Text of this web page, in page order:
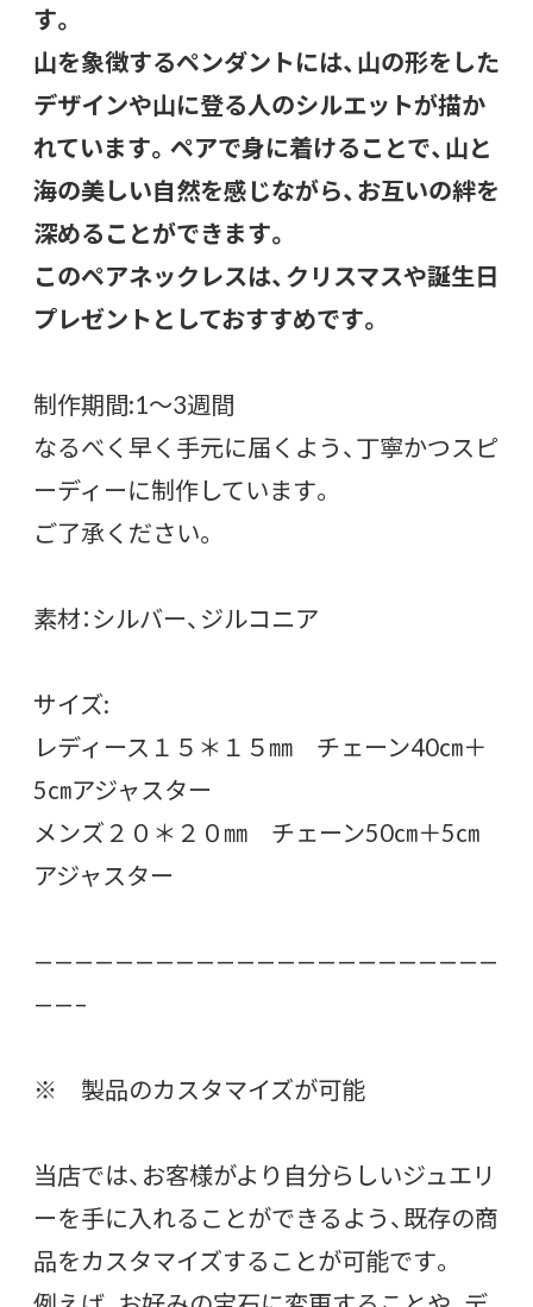
す。
山を象徴するペンダントには、山の形をした
デザインや山に登る人のシルエットが描か
れています。ペアで身に着けることで、山と
海の美しい自然を感じながら、お互いの絆を
深めることができます。
このペアネックレスは、クリスマスや誕生日
プレゼントとしておすすめです。
制作期間:1〜3週間
なるべく早く手元に届くよう、丁寧かつスピ
ーディーに制作しています。
ご了承ください。
素材：シルバー、ジルコニア
サイズ:
レディース１５＊１５㎜ チェーン40㎝＋
5㎝アジャスター
メンズ２０＊２０㎜ チェーン50㎝＋5㎝
アジャスター
———————————————————————
——–
※ 製品のカスタマイズが可能
当店では、お客様がより自分らしいジュエリ
ーを手に入れることができるよう、既存の商
品をカスタマイズすることが可能です。